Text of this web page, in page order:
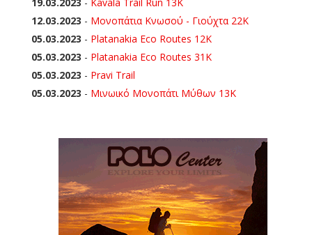
19.03.2023 - Kavala Trail Run 13K
12.03.2023 - Μονοπάτια Κνωσού - Γιούχτα 22Κ
05.03.2023 - Platanakia Eco Routes 12K
05.03.2023 - Platanakia Eco Routes 31K
05.03.2023 - Pravi Trail
05.03.2023 - Μινωικό Μονοπάτι Μύθων 13Κ